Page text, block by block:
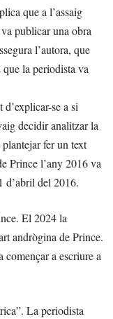
que a l’assaig
publicar una obra
l’autora, que
que la periodista va
se a si
decidir analitzar la
fer un text
Prince l’any 2016 va
d’abril del 2016.
El 2024 la
andrògina de Prince.
començar a escriure a
La periodista